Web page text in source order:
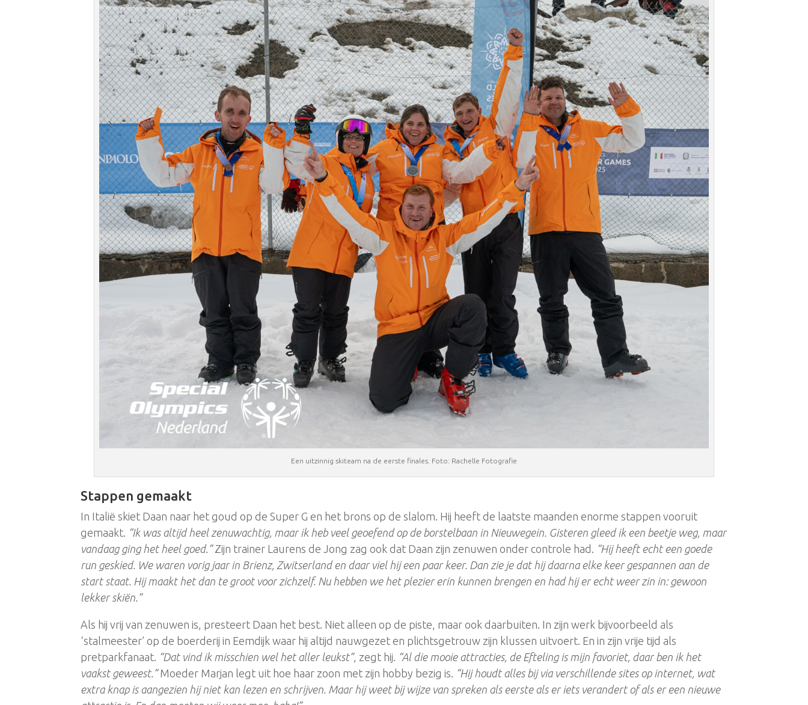
Een uitzinnig skiteam na de eerste finales. Foto: Rachelle Fotografie
Stappen gemaakt
In Italië skiet Daan naar het goud op de Super G en het brons op de slalom. Hij heeft de laatste maanden enorme stappen vooruit
gemaakt. “Ik was altijd heel zenuwachtig, maar ik heb veel geoefend op de borstelbaan in Nieuwegein. Gisteren gleed ik een beetje weg, maar
vandaag ging het heel goed.”Zijn trainer Laurens de Jong zag ook dat Daan zijn zenuwen onder controle had. “Hij heeft echt een goede
run geskied. We waren vorig jaar in Brienz, Zwitserland en daar viel hij een paar keer. Dan zie je dat hij daarna elke keer gespannen aan de
start staat. Hij maakt het dan te groot voor zichzelf. Nu hebben we het plezier erin kunnen brengen en had hij er echt weer zin in: gewoon
lekker skiën.”
Als hij vrij van zenuwen is, presteert Daan het best. Niet alleen op de piste, maar ook daarbuiten. In zijn werk bijvoorbeeld als
‘stalmeester’ op de boerderij in Eemdijk waar hij altijd nauwgezet en plichtsgetrouw zijn klussen uitvoert. En in zijn vrije tijd als
pretparkfanaat. “Dat vind ik misschien wel het aller leukst”, zegt hij. “Al die mooie attracties, de Efteling is mijn favoriet, daar ben ik het
vaakst geweest.”Moeder Marjan legt uit hoe haar zoon met zijn hobby bezig is. “Hij houdt alles bij via verschillende sites op internet, wat
extra knap is aangezien hij niet kan lezen en schrijven. Maar hij weet bij wijze van spreken als eerste als er iets verandert of als er een nieuwe